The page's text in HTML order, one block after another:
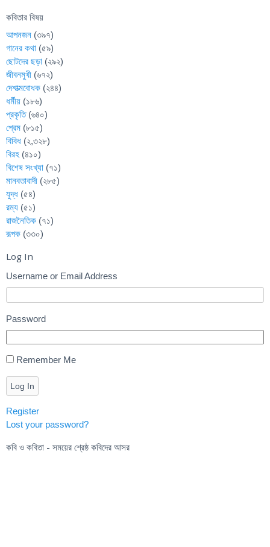
কবিতার বিষয়
আপনজন (৩৯৭)
গানের কথা (৫৯)
ছোটদের ছড়া (২৯২)
জীবনমুখী (৬৭২)
দেশাত্মবোধক (২৪৪)
ধর্মীয় (১৮৬)
প্রকৃতি(৬৪০)
প্রেম (৮১৫)
বিবিধ (২,৩২৮)
বিরহ (৪১০)
বিশেষ সংখ্যা (৭১)
মানবতাবাদী (২৮৫)
যুদ্ধ (৫৪)
রম্য (৫১)
রাজনৈতিক (৭১)
রূপক (৩৩০)
Log In
Username or Email Address
Password
Remember Me
Log In
Register
Lost your password?
কবি ও কবিতা - সময়ের শ্রেষ্ঠ কবিদের আসর